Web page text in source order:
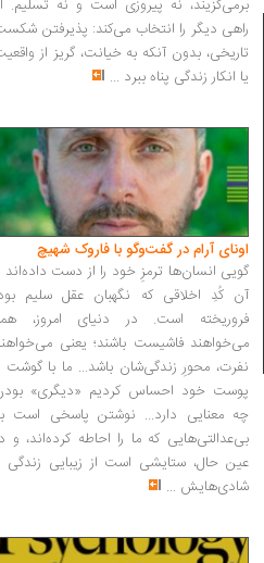
برمی‌گزیند، نه پیروزی است و نه تسلیم.
راهی دیگر را انتخاب می‌کند: پذیرفتن
تاریخی، بدون آنکه به خیانت، گریز از
یا انکار زندگی پناه ببرد ...
اونای آرام در گفت‌وگو با فاروک شهیچ‭
گویی انسان‌ها ترمزِ خود را از دست داده‌اند
آن کُدِ اخلاقی که نگهبان عقل سلیم
فروریخته است. در دنیای امروز،
می‌خواهند فاشیست باشند؛ یعنی
نفرت، محورِ زندگی‌شان باشد... ما با گوشت
پوست خود احساس کردیم «دیگری»
چه معنایی دارد... نوشتن پاسخی است
بی‌عدالتی‌هایی که ما را احاطه کرده‌اند، و
عین حال، ستایشی است از زیبایی زندگی
شادی‌هایش ...